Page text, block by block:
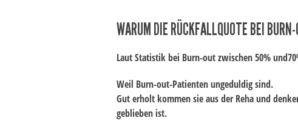
WARUM DIE RÜCKFALLQUOTE BEI
Laut Statistik bei Burn-out zwischen 50%
Weil Burn-out-Patienten ungeduldig sind.
Gut erholt kommen sie aus der Reha und
geblieben ist.